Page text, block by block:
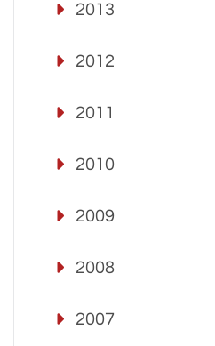
2013
2012
2011
2010
2009
2008
2007